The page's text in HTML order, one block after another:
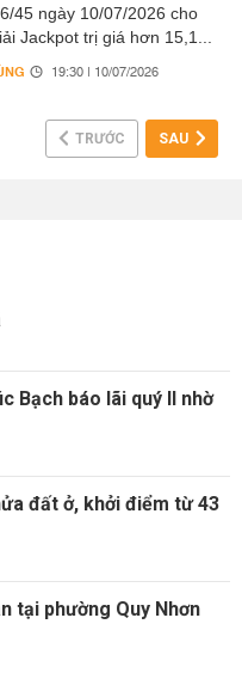
45 ngày 10/07/2026 cho
Jackpot trị giá hơn 15,1...
19:30 | 10/07/2026
TRƯỚC SAU
Bạch báo lãi quý II nhờ
đất ở, khởi điểm từ 43
tại phường Quy Nhơn